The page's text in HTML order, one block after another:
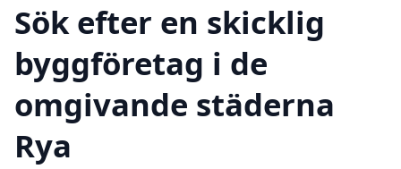
Sök efter en skicklig
byggföretag i de
omgivande städerna
Rya